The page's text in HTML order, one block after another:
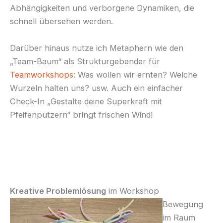
Abhängigkeiten und verborgene Dynamiken, die
schnell übersehen werden.
Darüber hinaus nutze ich Metaphern wie den
„Team-Baum“ als Strukturgebender für
Teamworkshops: Was wollen wir ernten? Welche
Wurzeln halten uns? usw. Auch ein einfacher
Check-In „Gestalte deine Superkraft mit
Pfeifenputzern“ bringt frischen Wind!
Kreative Problemlösung im Workshop
Bewegung
im Raum